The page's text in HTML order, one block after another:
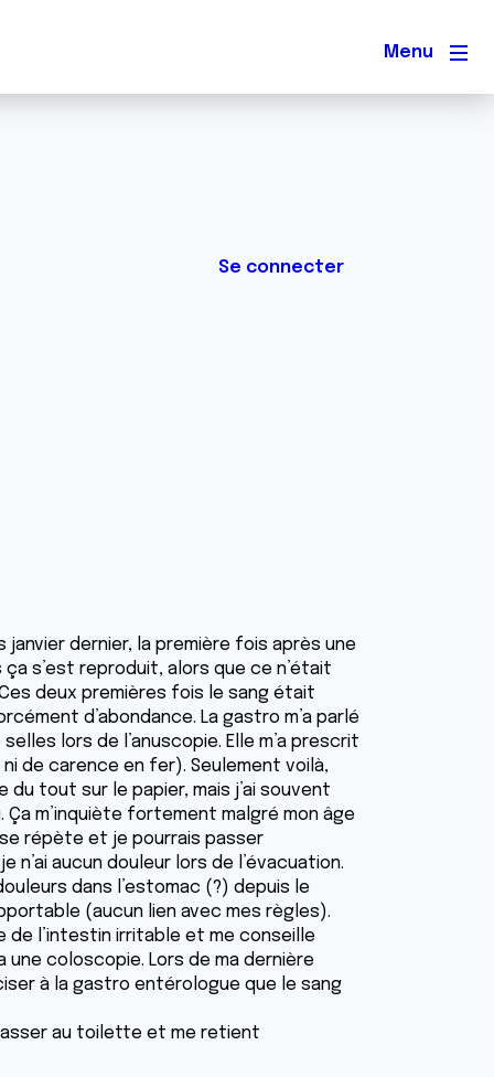
Menu
Se connecter
janvier dernier, la première fois après une
s’est reproduit, alors que ce n’était
deux premières fois le sang était
d’abondance. La gastro m’a parlé
lors de l’anuscopie. Elle m’a prescrit
de carence en fer). Seulement voilà,
tout sur le papier, mais j’ai souvent
m’inquiète fortement malgré mon âge
répète et je pourrais passer
aucun douleur lors de l’évacuation.
dans l’estomac (?) depuis le
(aucun lien avec mes règles).
de l’intestin irritable et me conseille
une coloscopie. Lors de ma dernière
à la gastro entérologue que le sang
au toilette et me retient